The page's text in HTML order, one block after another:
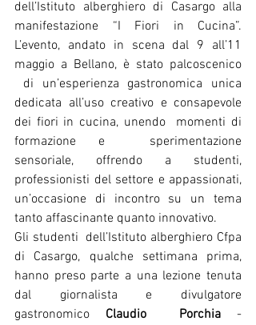
dell’Istituto alberghiero di Casargo alla
manifestazione “I Fiori in Cucina”.
L’evento, andato in scena dal 9 all’11
maggio a Bellano, è stato palcoscenico
di un’esperienza gastronomica unica
dedicata all’uso creativo e consapevole
dei fiori in cucina, unendo  momenti di
formazione e  sperimentazione
sensoriale, offrendo a studenti,
professionisti del settore e appassionati,
un’occasione di incontro su un tema
tanto affascinante quanto innovativo.
Gli studenti  dell’Istituto alberghiero Cfpa
di Casargo, qualche settimana prima,
hanno preso parte a una lezione tenuta
dal giornalista e divulgatore
gastronomico Claudio  Porchia -